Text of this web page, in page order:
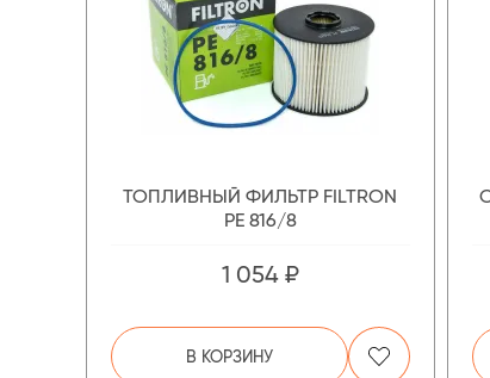
ТОПЛИВНЫЙ ФИЛЬТР FILTRON
PE 816/8
1 054 ₽
В КОРЗИНУ